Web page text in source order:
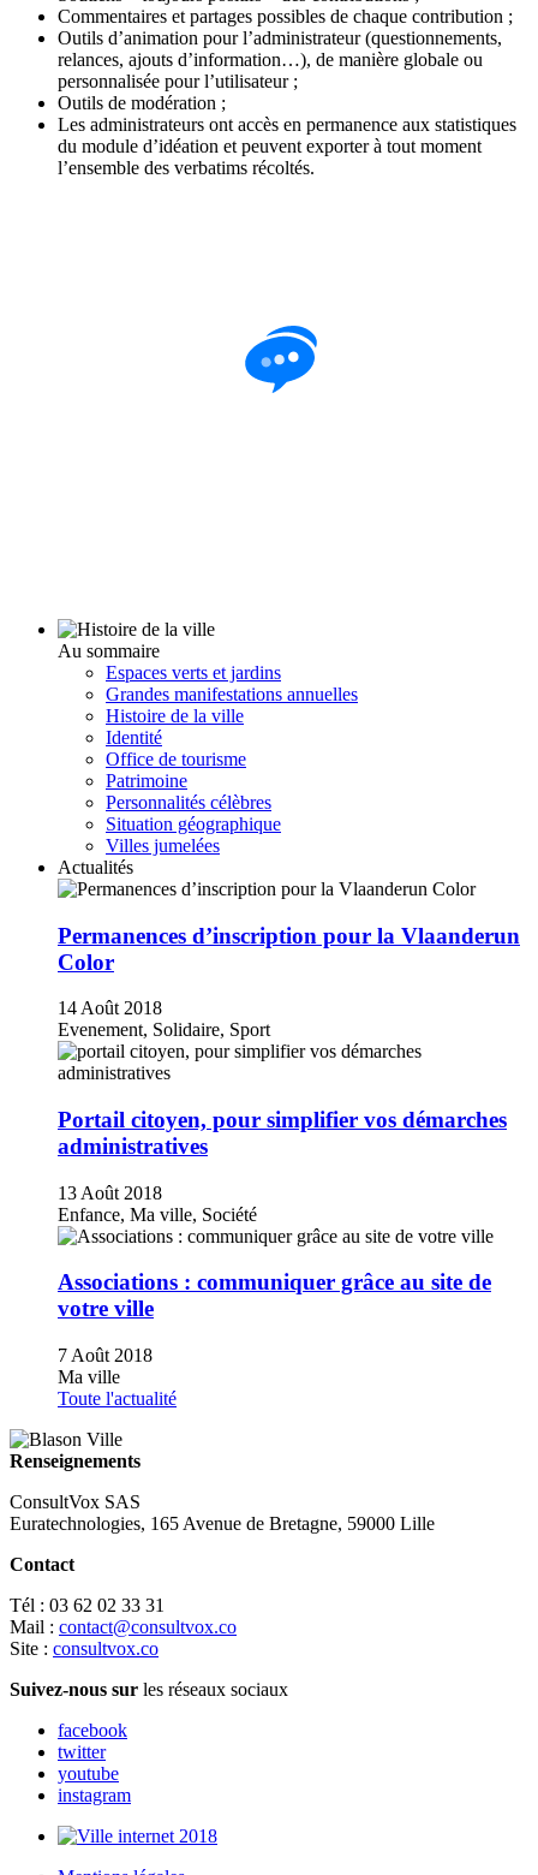
Commentaires et partages possibles de chaque contribution ;
Outils d’animation pour l’administrateur (questionnements,
relances, ajouts d’information…), de manière globale ou
personnalisée pour l’utilisateur ;
Outils de modération ;
Les administrateurs ont accès en permanence aux statistiques
du module d’idéation et peuvent exporter à tout moment
l’ensemble des verbatims récoltés.
Au sommaire
Espaces verts et jardins
Grandes manifestations annuelles
Histoire de la ville
Identité
Office de tourisme
Patrimoine
Personnalités célèbres
Situation géographique
Villes jumelées
Actualités
Permanences d’inscription pour la Vlaanderun
Color
14 Août 2018
Evenement, Solidaire, Sport
Portail citoyen, pour simplifier vos démarches
administratives
13 Août 2018
Enfance, Ma ville, Société
Associations : communiquer grâce au site de
votre ville
7 Août 2018
Ma ville
Toute l'actualité
Renseignements
ConsultVox SAS
Euratechnologies, 165 Avenue de Bretagne, 59000 Lille
Contact
Tél : 03 62 02 33 31
Mail : contact@consultvox.co
Site : consultvox.co
Suivez-nous sur les réseaux sociaux
facebook
twitter
youtube
instagram